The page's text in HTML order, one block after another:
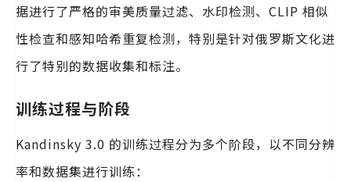
据进行了严格的审美质量过滤、水印检测、CLIP 相似
性检查和感知哈希重复检测，特别是针对俄罗斯文化进
行了特别的数据收集和标注。
训练过程与阶段
Kandinsky 3.0 的训练过程分为多个阶段，以不同分辨
率和数据集进行训练：